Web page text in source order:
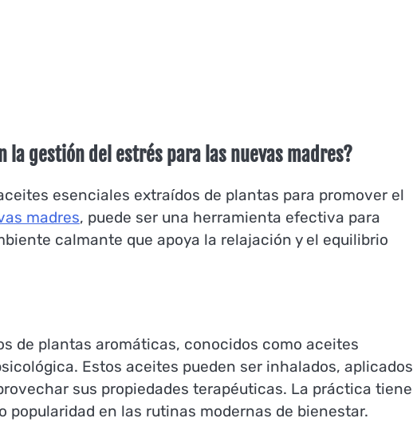
la gestión del estrés para las nuevas madres?
esenciales extraídos de plantas para promover el
madres, puede ser una herramienta efectiva para
calmante que apoya la relajación y el equilibrio
de plantas aromáticas, conocidos como aceites
Estos aceites pueden ser inhalados, aplicados
sus propiedades terapéuticas. La práctica tiene
popularidad en las rutinas modernas de bienestar.